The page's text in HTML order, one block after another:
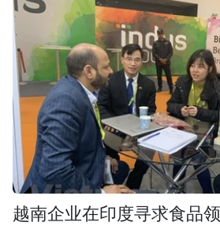
越南企业在印度寻求食品